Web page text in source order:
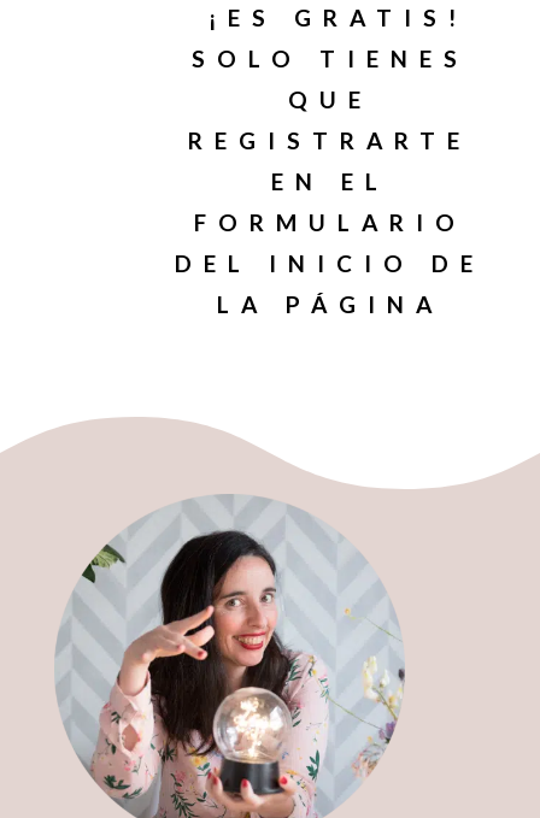
¡ES GRATIS!
SOLO TIENES
QUE
REGISTRARTE
EN EL
FORMULARIO
DEL INICIO DE
LA PÁGINA